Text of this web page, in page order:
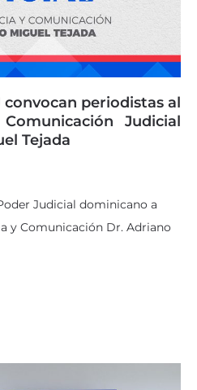
convocan periodistas al
Judicial
Tejada
Judicial dominicano a
y Comunicación Dr. Adriano